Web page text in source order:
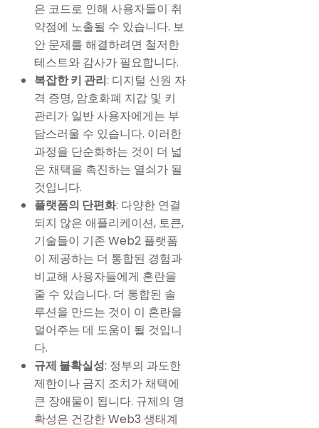
은 코드로 인해 사용자들이 취
약점에 노출될 수 있습니다. 보
안 문제를 해결하려면 철저한
테스트와 감사가 필요합니다.
복잡한 키 관리: 디지털 신원 자
격 증명, 암호화폐 지갑 및 키
관리가 일반 사용자에게는 부
담스러울 수 있습니다. 이러한
과정을 단순화하는 것이 더 넓
은 채택을 촉진하는 열쇠가 될
것입니다.
플랫폼의 단편화: 다양한 연결
되지 않은 애플리케이션, 토큰,
기술들이 기존 Web2 플랫폼
이 제공하는 더 통합된 경험과
비교해 사용자들에게 혼란을
줄 수 있습니다. 더 통합된 솔
루션을 만드는 것이 이 혼란을
덜어주는 데 도움이 될 것입니
다.
규제 불확실성: 정부의 과도한
제한이나 금지 조치가 채택에
큰 장애물이 됩니다. 규제의 명
확성은 건강한 Web3 생태계